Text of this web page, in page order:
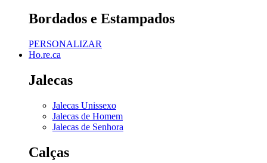
Bordados e Estampados
PERSONALIZAR
Ho.re.ca
Jalecas
Jalecas Unissexo
Jalecas de Homem
Jalecas de Senhora
Calças